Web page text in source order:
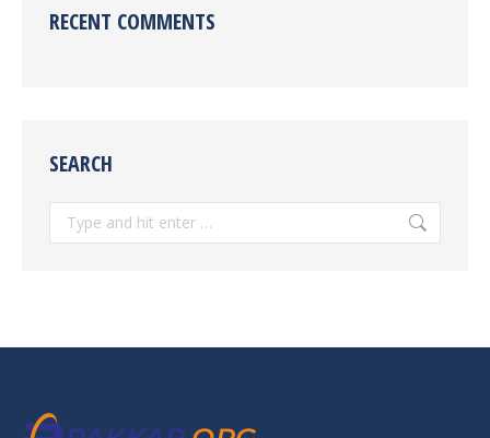
RECENT COMMENTS
SEARCH